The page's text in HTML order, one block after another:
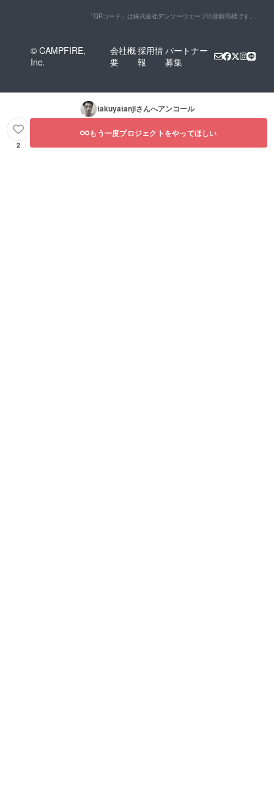
「QRコード」は株式会社デンソーウェーブの登録商標です。
© CAMPFIRE,
Inc.
会社概
要
採用情
報
パートナー
募集
takuyatanjiさんへアンコール
2
もう一度プロジェクトをやってほしい